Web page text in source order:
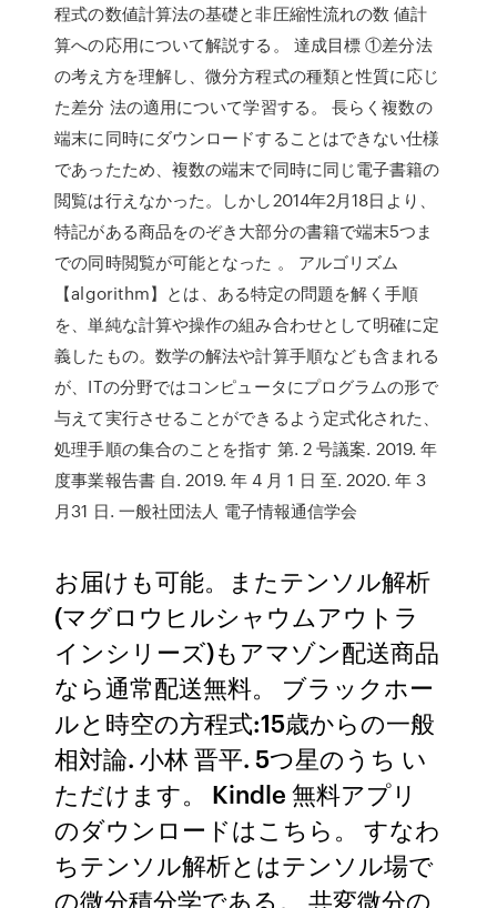
程式の数値計算法の基礎と非圧縮性流れの数 値計
算への応用について解説する。 達成目標 ①差分法
の考え方を理解し、微分方程式の種類と性質に応じ
た差分 法の適用について学習する。 長らく複数の
端末に同時にダウンロードすることはできない仕様
であったため、複数の端末で同時に同じ電子書籍の
閲覧は行えなかった。しかし2014年2月18日より、
特記がある商品をのぞき大部分の書籍で端末5つま
での同時閲覧が可能となった 。 アルゴリズム
【algorithm】とは、ある特定の問題を解く手順
を、単純な計算や操作の組み合わせとして明確に定
義したもの。数学の解法や計算手順なども含まれる
が、ITの分野ではコンピュータにプログラムの形で
与えて実行させることができるよう定式化された、
処理手順の集合のことを指す 第. 2 号議案. 2019. 年
度事業報告書 自. 2019. 年 4 月 1 日 至. 2020. 年 3
月31 日. 一般社団法人 電子情報通信学会
お届けも可能。またテンソル解析
(マグロウヒルシャウムアウトラ
インシリーズ)もアマゾン配送商品
なら通常配送無料。 ブラックホー
ルと時空の方程式:15歳からの一般
相対論. 小林 晋平. 5つ星のうち い
ただけます。 Kindle 無料アプリ
のダウンロードはこちら。 すなわ
ちテンソル解析とはテンソル場で
の微分積分学である。 共変微分の